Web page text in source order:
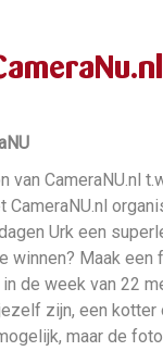
van CameraNU.nl
CameraNU.nl
Urk een
winnen? Maak een
de week van 22
zijn, een
maar de